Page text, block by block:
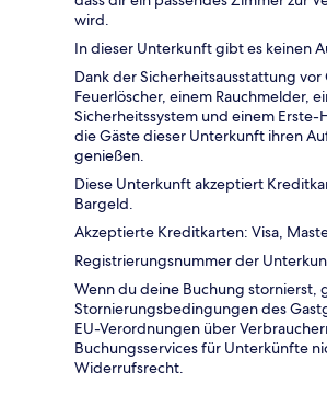
wird.
In dieser Unterkunft gibt es keinen
Dank der Sicherheitsausstattung
Feuerlöscher, einem Rauchmelder,
Sicherheitssystem und einem
die Gäste dieser Unterkunft ihren
genießen.
Diese Unterkunft akzeptiert
Bargeld.
Akzeptierte Kreditkarten: Visa,
Registrierungsnummer der
Wenn du deine Buchung stornierst,
Stornierungsbedingungen des
EU-Verordnungen über
Buchungsservices für Unterkünfte
Widerrufsrecht.